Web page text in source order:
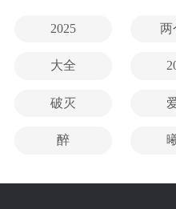
2025 两
大全
破灭
醉